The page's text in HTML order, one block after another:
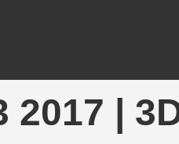
2017 |